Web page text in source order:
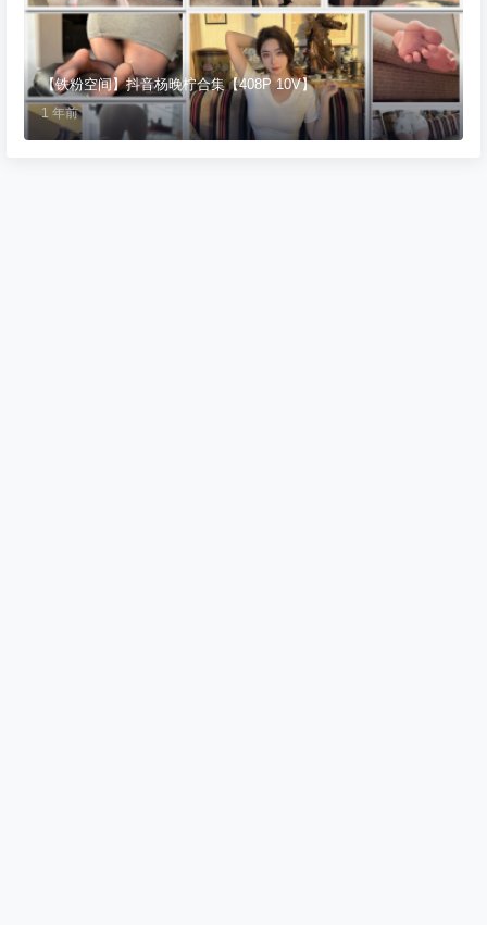
【铁粉空间】抖音杨晚柠合集【408P 10V】
1 年前